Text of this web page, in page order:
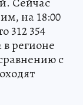
на 18:00
312 354
в регионе
с